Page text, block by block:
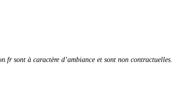
sont à caractère d’ambiance et sont non contractuelles.